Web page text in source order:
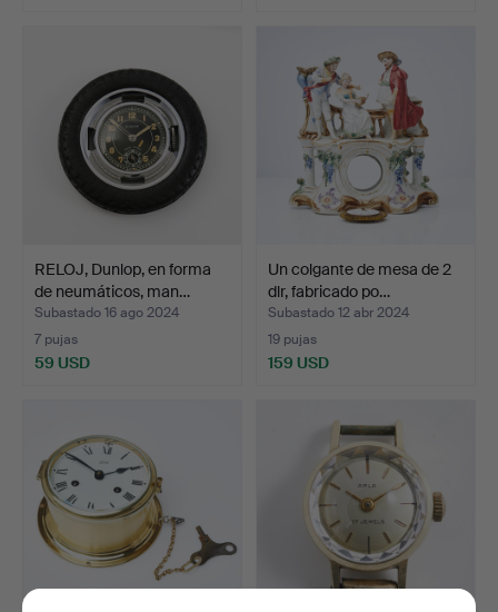
RELOJ, Dunlop, en forma
de neumáticos, man…
Subastado 16 ago 2024
7 pujas
59 USD
Un colgante de mesa de 2
dlr, fabricado po…
Subastado 12 abr 2024
19 pujas
159 USD